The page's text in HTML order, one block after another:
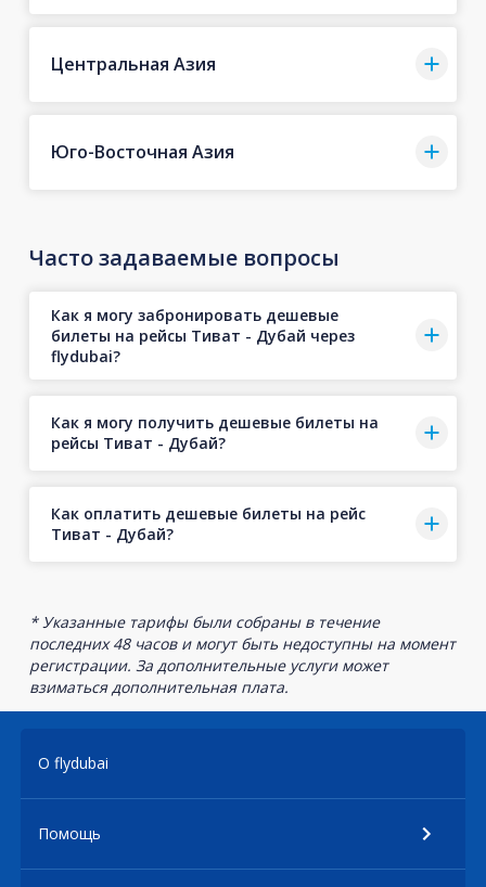
Центральная Азия
Юго-Восточная Азия
Часто задаваемые вопросы
Как я могу забронировать дешевые
билеты на рейсы Тиват - Дубай через
flydubai?
Как я могу получить дешевые билеты на
рейсы Тиват - Дубай?
Как оплатить дешевые билеты на рейс
Тиват - Дубай?
* Указанные тарифы были собраны в течение
последних 48 часов и могут быть недоступны на момент
регистрации. За дополнительные услуги может
взиматься дополнительная плата.
О flydubai
Помощь